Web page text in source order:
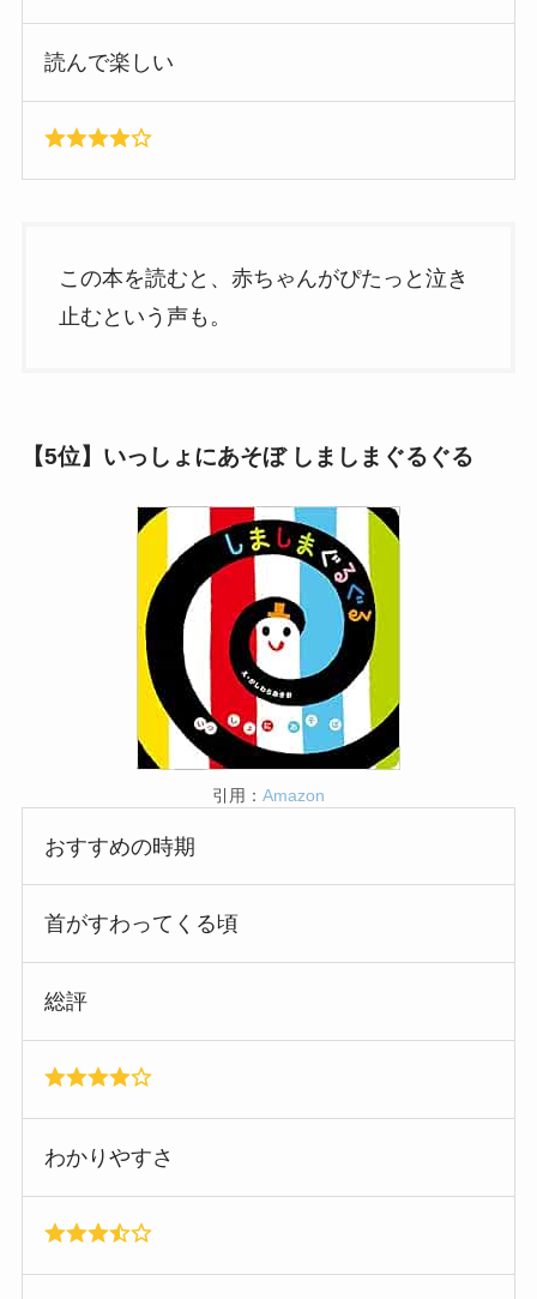
読んで楽しい
この本を読むと、赤ちゃんがぴたっと泣き
止むという声も。
【5位】いっしょにあそぼ しましまぐるぐる
引用： Amazon
おすすめの時期
首がすわってくる頃
総評
わかりやすさ